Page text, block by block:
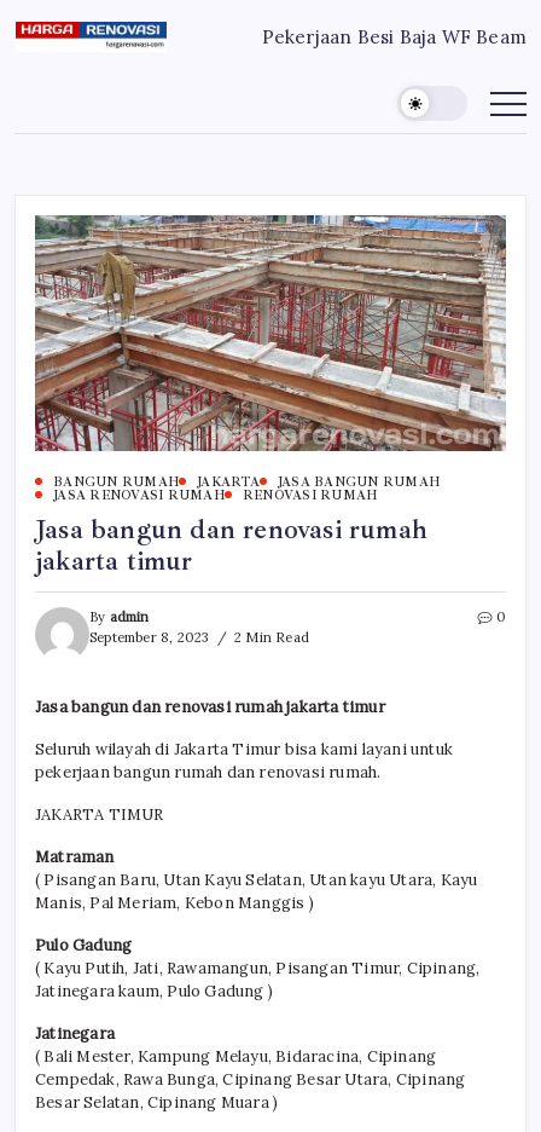
to
Pekerjaan Besi Baja WF Beam
Harga
Denpasar
Jasa
BANGUN RUMAH JAKARTA
JASA BANGUN RUMAH
JASA RENOVASI RUMAH
RENOVASI RUMAH
Jasa bangun dan renovasi rumah
jakarta timur
By admin
September 8, 2023
2 Min Read
0
Jasa bangun dan renovasi rumah jakarta timur
Seluruh wilayah di Jakarta Timur bisa kami layani untuk
pekerjaan bangun rumah dan renovasi rumah.
JAKARTA TIMUR
Matraman
( Pisangan Baru, Utan Kayu Selatan, Utan kayu Utara, Kayu
Manis, Pal Meriam, Kebon Manggis )
Pulo Gadung
( Kayu Putih, Jati, Rawamangun, Pisangan Timur, Cipinang,
Jatinegara kaum, Pulo Gadung )
Jatinegara
( Bali Mester, Kampung Melayu, Bidaracina, Cipinang
Cempedak, Rawa Bunga, Cipinang Besar Utara, Cipinang
Besar Selatan, Cipinang Muara )